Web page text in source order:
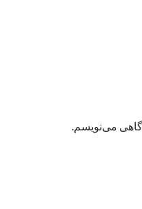
می‌نویسم.